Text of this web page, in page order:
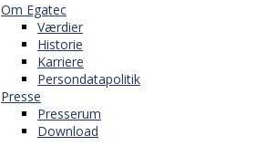
Om Egatec
Værdier
Historie
Karriere
Persondatapolitik
Presse
Presserum
Download